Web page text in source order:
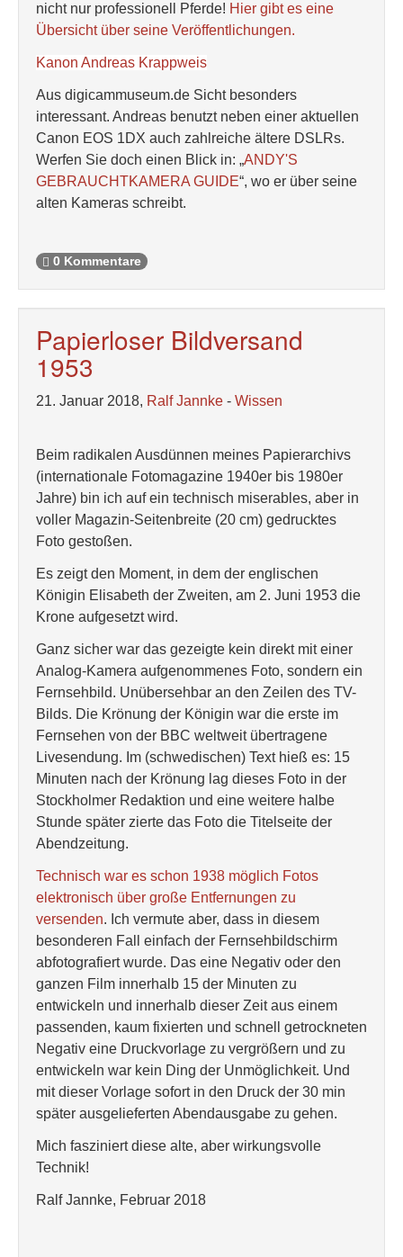
nicht nur professionell Pferde! Hier gibt es eine
Übersicht über seine Veröffentlichungen.
Kanon Andreas Krappweis
Aus digicammuseum.de Sicht besonders
interessant. Andreas benutzt neben einer aktuellen
Canon EOS 1DX auch zahlreiche ältere DSLRs.
Werfen Sie doch einen Blick in: „ANDY'S
GEBRAUCHTKAMERA GUIDE“, wo er über seine
alten Kameras schreibt.
0 Kommentare
Papierloser Bildversand
1953
21. Januar 2018, Ralf Jannke - Wissen
Beim radikalen Ausdünnen meines Papierarchivs
(internationale Fotomagazine 1940er bis 1980er
Jahre) bin ich auf ein technisch miserables, aber in
voller Magazin-Seitenbreite (20 cm) gedrucktes
Foto gestoßen.
Es zeigt den Moment, in dem der englischen
Königin Elisabeth der Zweiten, am 2. Juni 1953 die
Krone aufgesetzt wird.
Ganz sicher war das gezeigte kein direkt mit einer
Analog-Kamera aufgenommenes Foto, sondern ein
Fernsehbild. Unübersehbar an den Zeilen des TV-
Bilds. Die Krönung der Königin war die erste im
Fernsehen von der BBC weltweit übertragene
Livesendung. Im (schwedischen) Text hieß es: 15
Minuten nach der Krönung lag dieses Foto in der
Stockholmer Redaktion und eine weitere halbe
Stunde später zierte das Foto die Titelseite der
Abendzeitung.
Technisch war es schon 1938 möglich Fotos
elektronisch über große Entfernungen zu
versenden. Ich vermute aber, dass in diesem
besonderen Fall einfach der Fernsehbildschirm
abfotografiert wurde. Das eine Negativ oder den
ganzen Film innerhalb 15 der Minuten zu
entwickeln und innerhalb dieser Zeit aus einem
passenden, kaum fixierten und schnell getrockneten
Negativ eine Druckvorlage zu vergrößern und zu
entwickeln war kein Ding der Unmöglichkeit. Und
mit dieser Vorlage sofort in den Druck der 30 min
später ausgelieferten Abendausgabe zu gehen.
Mich fasziniert diese alte, aber wirkungsvolle
Technik!
Ralf Jannke, Februar 2018